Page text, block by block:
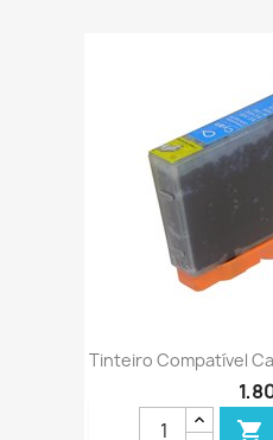
Tinteiro Compatível
